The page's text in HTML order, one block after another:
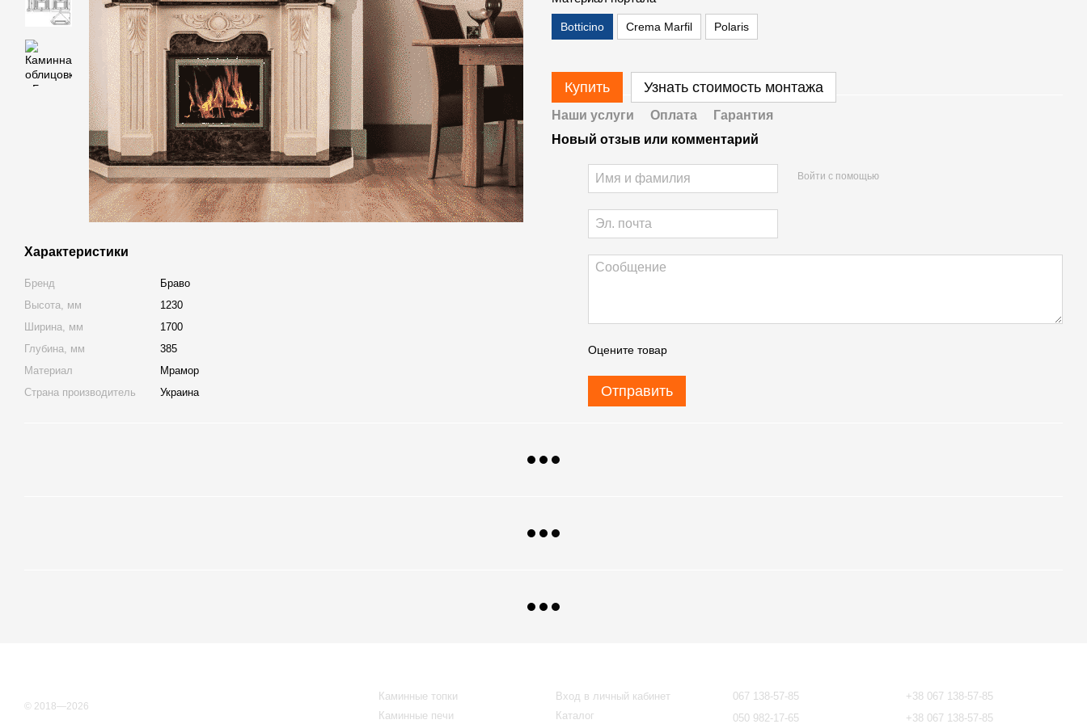
Характеристики
Бренд
Браво
Высота, мм
1230
Ширина, мм
1700
Глубина, мм
385
Материал
Мрамор
Страна производитель
Украина
Botticino Crema Marfil Polaris
Купить Узнать стоимость монтажа
Наши услуги Оплата
Гарантия
Новый отзыв или комментарий
Войти с помощью
Оцените товар
Отправить
© 2018—2026
Каминные топки
Каминные печи
Вход в личный кабинет
Каталог
067 138-57-85
050 982-17-65
+38 067 138-57-85
+38 067 138-57-85